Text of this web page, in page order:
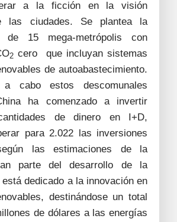
a la ficción en la visión
las ciudades. Se plantea la
de 15 mega-metrópolis con
2 cero que incluyan sistemas
de autoabastecimiento.
cabo estos descomunales
ha comenzado a invertir
de dinero en I+D,
para 2.022 las inversiones
las estimaciones de la
parte del desarrollo de la
dedicado a la innovación en
destinándose un total
de dólares a las energías